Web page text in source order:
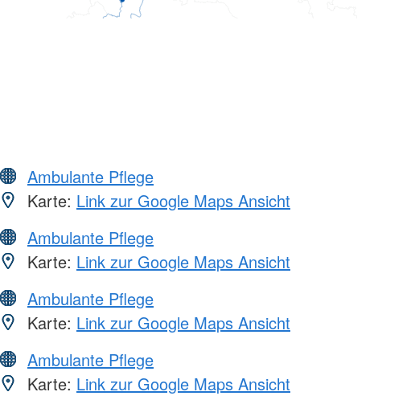
Ambulante Pflege
Karte: Link zur Google Maps Ansicht
Ambulante Pflege
Karte: Link zur Google Maps Ansicht
Ambulante Pflege
Karte: Link zur Google Maps Ansicht
Ambulante Pflege
Karte: Link zur Google Maps Ansicht